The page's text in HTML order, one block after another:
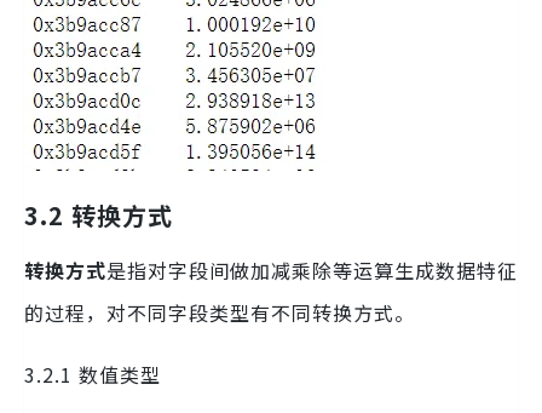
3.2 转换方式
转换方式是指对字段间做加减乘除等运算生成数据特征
的过程，对不同字段类型有不同转换方式。
3.2.1 数值类型